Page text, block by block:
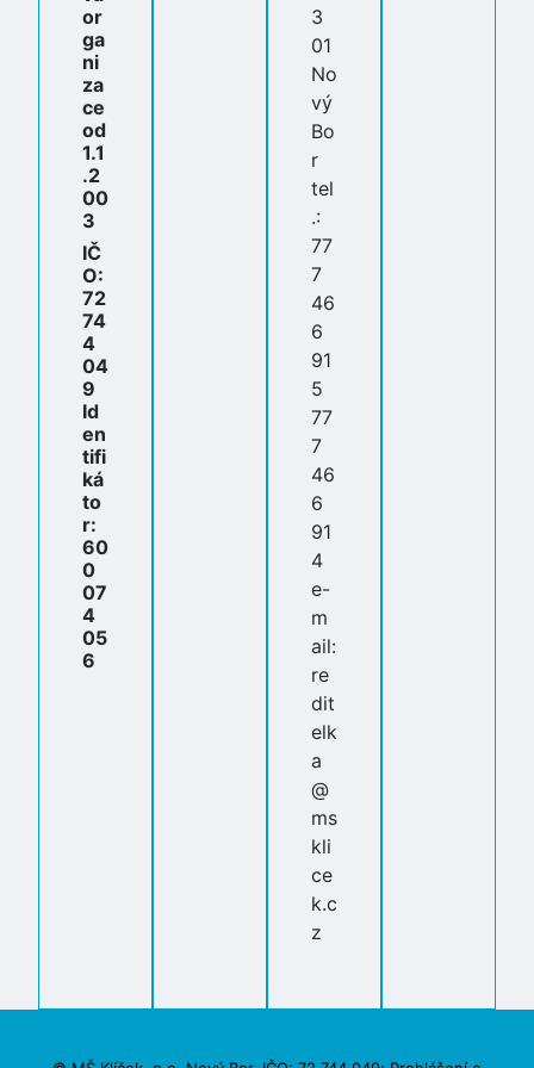
or
ga
ni
za
ce
od
1.1
.2
00
3
IČ
O:
72
74
4
04
9
Id
en
tifi
ká
to
r:
60
0
07
4
05
6
3
01
No
vý
Bo
r
tel
.:
77
7
46
6
91
5
77
7
46
6
91
4
e-
m
ail:
re
dit
elk
a
@
ms
kli
ce
k.c
z